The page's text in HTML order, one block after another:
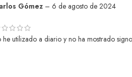
Gómez – 6 de agosto de 2024
he utilizado a diario y no ha mostrado